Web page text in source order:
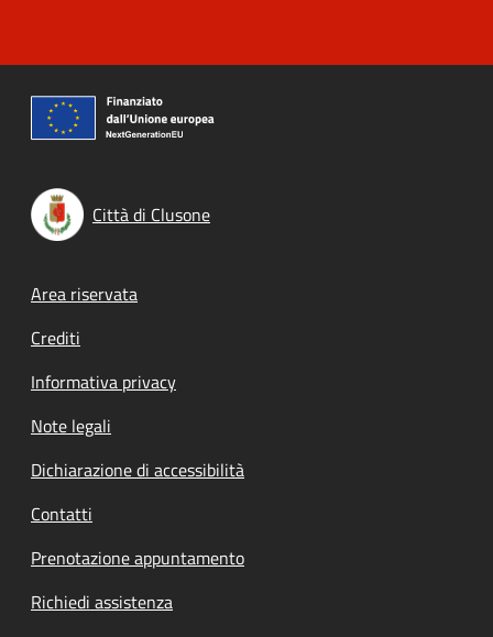
Città di Clusone
Footer menu
Area riservata
Crediti
Informativa privacy
Note legali
Dichiarazione di accessibilità
Contatti
Prenotazione appuntamento
Richiedi assistenza